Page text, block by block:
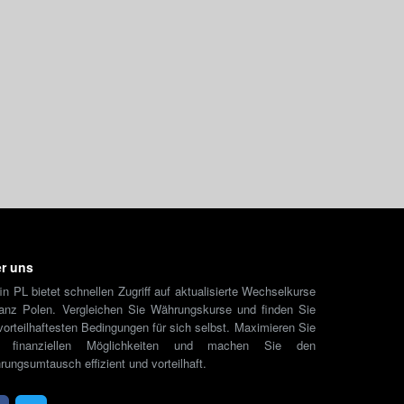
uns
PL bietet schnellen Zugriff auf aktualisierte Wechselkurse
Polen. Vergleichen Sie Währungskurse und finden Sie
Bedingungen für sich selbst. Maximieren Sie
finanziellen Möglichkeiten und machen Sie den
effizient und vorteilhaft.